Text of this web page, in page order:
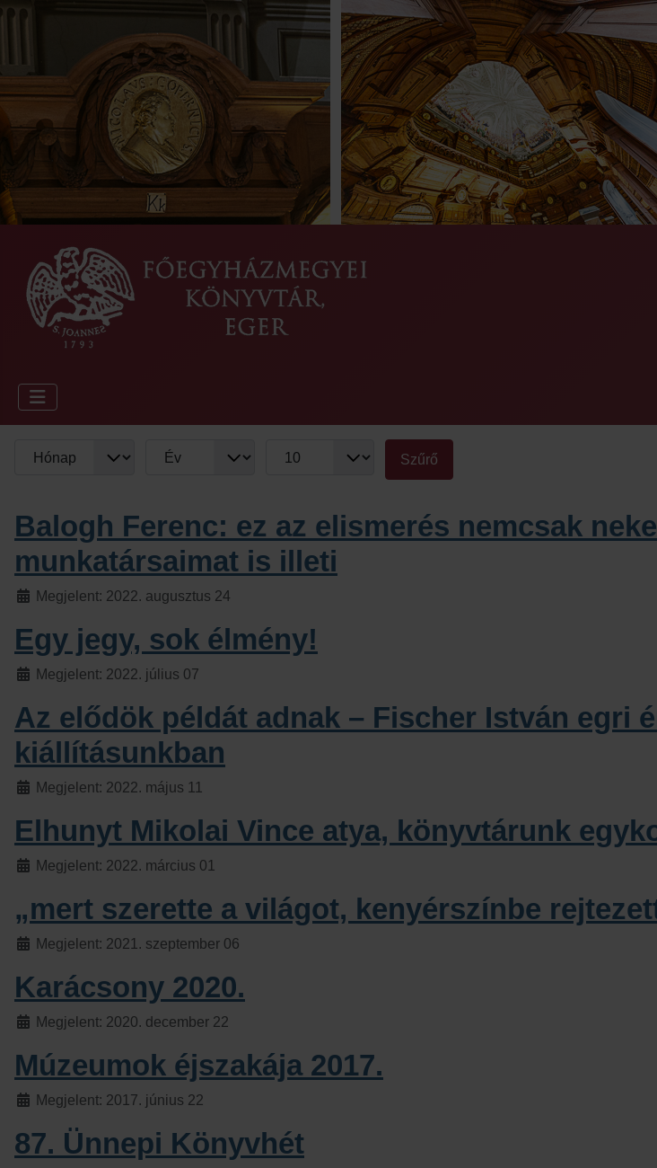
Szűrők
Hónap Tételek #
Szűrő
Balogh Ferenc: ez az elismerés nemcsak
munkatársaimat is illeti
Részletek
Megjelent: 2022. augusztus 24
Egy jegy, sok élmény!
Részletek
Megjelent: 2022. július 07
Az elődök példát adnak – Fischer István egri
kiállításunkban
Részletek
Megjelent: 2022. május 11
Elhunyt Mikolai Vince atya, könyvtárunk
Részletek
Megjelent: 2022. március 01
„mert szerette a világot, kenyérszínbe
Részletek
Megjelent: 2021. szeptember 06
Karácsony 2020.
Részletek
Megjelent: 2020. december 22
Múzeumok éjszakája 2017.
Részletek
Megjelent: 2017. június 22
87. Ünnepi Könyvhét